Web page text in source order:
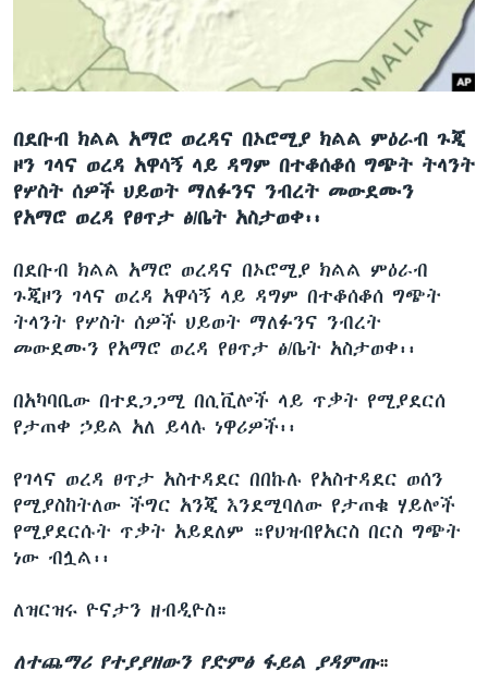
ቋንቋዎች
በደቡብ ክልል አማሮ ወረዳና በኦሮሚያ ክልል ምዕራብ ጉጂ
ዞን ገላና ወረዳ አዋሳኝ ላይ ዳግም በተቆሰቆሰ ግጭት ትላንት
የሦስት ሰዎች ህይወት ማለፉንና ንብረት መውደሙን
የአማሮ ወረዳ የፀጥታ ፅ/ቤት አስታወቀ፡፡
በደቡብ ክልል አማሮ ወረዳና በኦሮሚያ ክልል ምዕራብ
ጉጂዞን ገላና ወረዳ አዋሳኝ ላይ ዳግም በተቆሰቆሰ ግጭት
ትላንት የሦስት ሰዎች ህይወት ማለፉንና ንብረት
መውደሙን የአማሮ ወረዳ የፀጥታ ፅ/ቤት አስታወቀ፡፡
በአካባቢው በተደጋጋሚ በሲቪሎች ላይ ጥቃት የሚያደርሰ
የታጠቀ ኃይል አለ ይላሉ ነዋሪዎች፡፡
የገላና ወረዳ ፀጥታ አስተዳደር በበኩሉ የአስተዳደር ወሰን
የሚያስከትለው ችግር አንጂ እንደሚባለው የታጠቁ ሃይሎች
የሚያደርሱት ጥቃት አይደለም ።የህዝብየአርስ በርስ ግጭት
ነው ብሏል፡፡
ለዝርዝሩ ዮናታን ዘብዲዮስ።
ለተጨማሪ የተያያዘውን የድምፅ ፋይል ያዳምጡ።